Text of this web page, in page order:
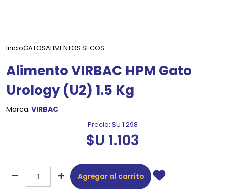
InicioGATOSALIMENTOS SECOS
Alimento VIRBAC HPM Gato
Urology (U2) 1.5 Kg
Marca: VIRBAC
Precio: $U 1.298
$U 1.103
Agregar al carrito